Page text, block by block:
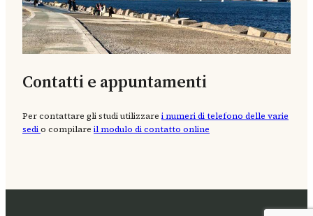
Contatti e appuntamenti
Per contattare gli studi utilizzare i numeri di telefono delle varie
sedio compilare il modulo di contatto online